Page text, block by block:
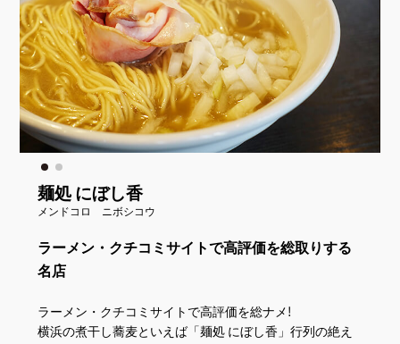
麺処 にぼし香
メンドコロ ニボシコウ
ラーメン・クチコミサイトで高評価を総取りする
名店
ラーメン・クチコミサイトで高評価を総ナメ!
横浜の煮干し蕎麦といえば「麺処 にぼし香」行列の絶え